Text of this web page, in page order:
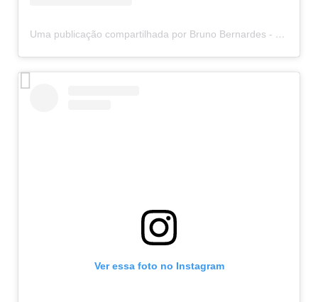
Uma publicação compartilhada por Bruno Bernardes - Rolfing IE (@rolfingcombruno)
Ver essa foto no Instagram